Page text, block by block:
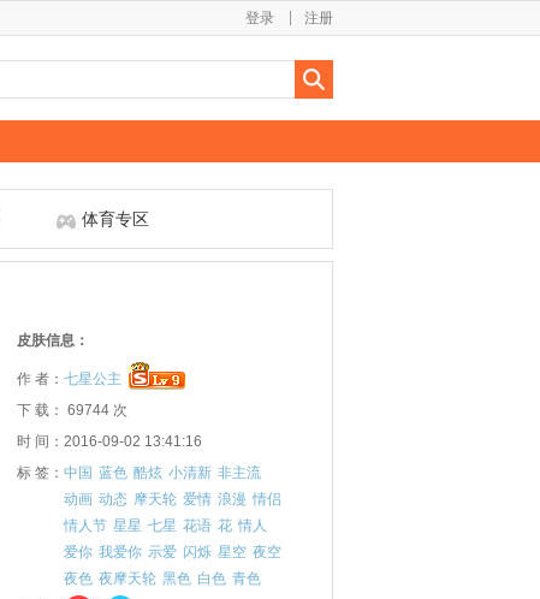
注册
登录
体育专区
皮肤信息：
作 者： 七星公主
下 载： 69744 次
时 间：2016-09-02 13:41:16
标 签： 中国 蓝色 酷炫 小清新 非主流
动画 动态 摩天轮 爱情 浪漫 情侣
情人节 星星 七星 花语 花 情人
爱你 我爱你 示爱 闪烁 星空 夜空
夜色 夜摩天轮 黑色 白色 青色